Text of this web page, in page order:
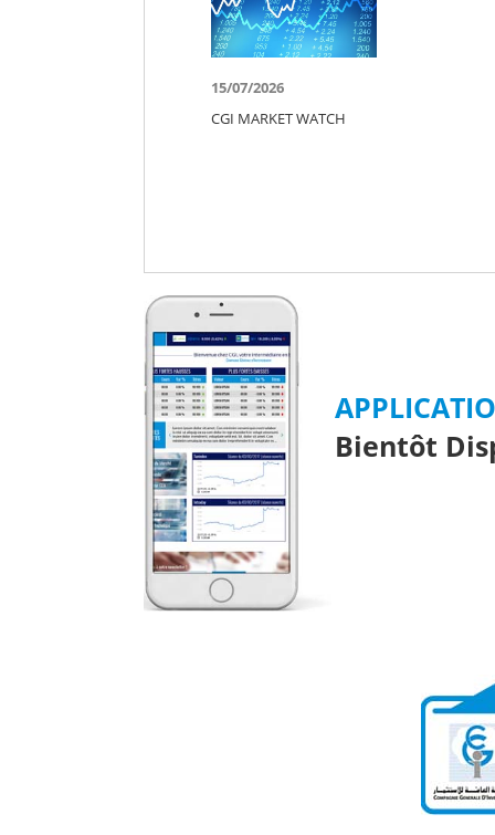
15/07/2026
CGI MARKET WATCH
Bientôt